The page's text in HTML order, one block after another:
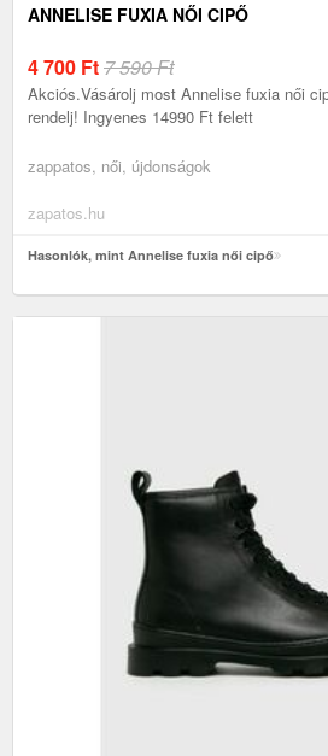
ANNELISE FUXIA NŐI CIPŐ
4 700 Ft7 590 Ft
Akciós.Vásárolj most Annelise fuxia női
rendelj! Ingyenes 14990 Ft felett
zappatos, női, újdonságok
zapatos.hu
Hasonlók, mint Annelise fuxia női cipő